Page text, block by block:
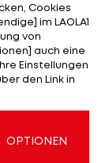
schon
wie die
Favoriten
Cookies
im LAOLA1
von
auch eine
Einstellungen
den Link in
OPTIONEN